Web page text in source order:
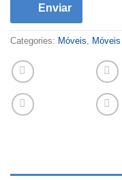
Enviar
Categories: Móveis,